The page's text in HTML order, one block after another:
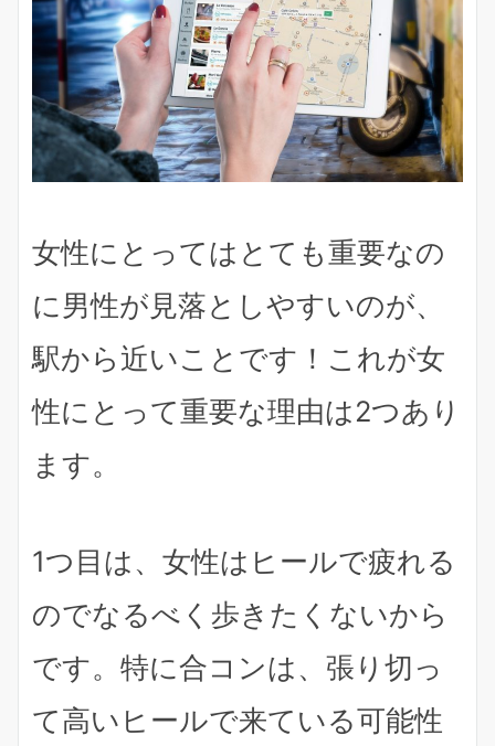
女性にとってはとても重要なの
に男性が見落としやすいのが、
駅から近いこと です！これが女
性にとって重要な理由は2つあり
ます。
1つ目は、女性はヒールで疲れる
のでなるべく歩きたくないから
です。特に合コンは、張り切っ
て高いヒールで来ている可能性